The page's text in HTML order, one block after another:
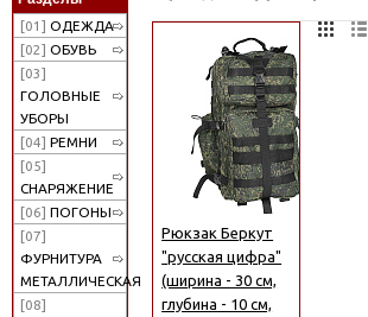
[01] ОДЕЖДА
[02] ОБУВЬ
[03]
ГОЛОВНЫЕ
УБОРЫ
[04] РЕМНИ
[05]
СНАРЯЖЕНИЕ
[06] ПОГОНЫ
[07]
ФУРНИТУРА
МЕТАЛЛИЧЕСКАЯ
[08]
Рюкзак Беркут
"русская цифра"
(ширина - 30 см,
глубина - 10 см,